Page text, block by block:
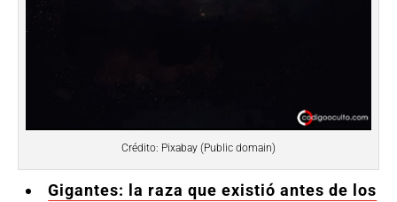
Crédito: Pixabay (Public domain)
Gigantes: la raza que existió antes de los